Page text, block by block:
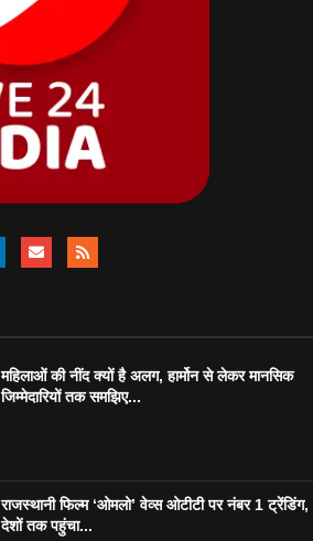
महिलाओं की नींद क्यों है अलग, हार्मोन से लेकर मानसिक
जिम्मेदारियों तक समझिए...
राजस्थानी फिल्म ‘ओमलो’ वेव्स ओटीटी पर नंबर 1
देशों तक पहुंचा...